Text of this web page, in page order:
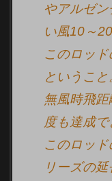
やアルゼ
い風10～
このロッド
ということ
無風時飛
度も達成で
このロッ
リーズの